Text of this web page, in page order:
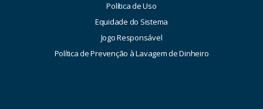
Política de Uso
Equidade do Sistema
Jogo Responsável
Política de Prevenção à Lavagem de Dinheiro